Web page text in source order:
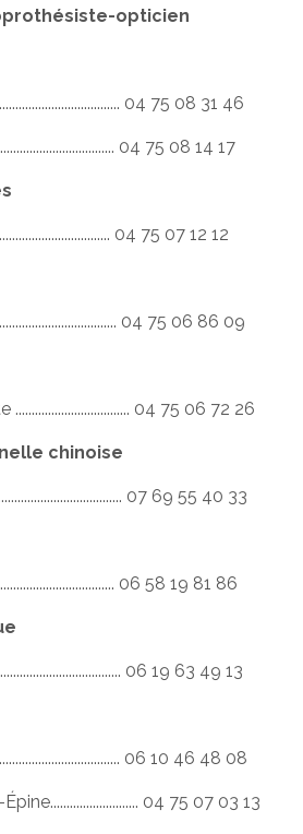
opticien
04 75 08 31 46
04 75 08 14 17
04 75 07 12 12
04 75 06 86 09
04 75 06 72 26
chinoise
07 69 55 40 33
06 58 19 81 86
06 19 63 49 13
06 10 46 48 08
04 75 07 03 13